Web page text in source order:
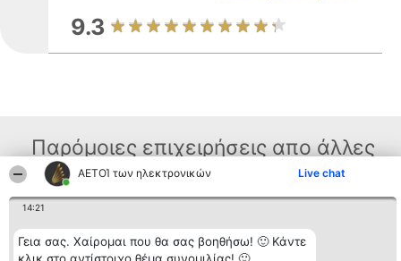
ΑΕΤΟΊ των ηλεκτρονικών Live chat
14:21
Γεια σας. Χαίρομαι που θα σας βοηθήσω! 🙂 Κάντε
9.3
Παρόμοιες επιχειρήσεις απο άλλες
περιοχές
Διοργανωτής της
κατάταξης
Κατάταξη
Διακριθέντες
Επικοινωνία
Επικοινωνία